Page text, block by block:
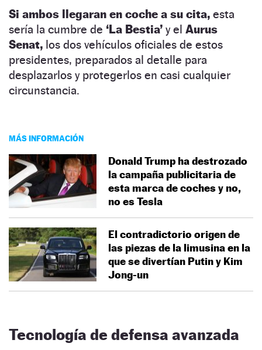
Si ambos llegaran en coche a su cita, esta
sería la cumbre de ‘La Bestia’ y el Aurus
Senat, los dos vehículos oficiales de estos
presidentes, preparados al detalle para
desplazarlos y protegerlos en casi cualquier
circunstancia.
MÁS INFORMACIÓN
Donald Trump ha destrozado
la campaña publicitaria de
esta marca de coches y no,
no es Tesla
El contradictorio origen de
las piezas de la limusina en la
que se divertían Putin y Kim
Jong-un
Tecnología de defensa avanzada